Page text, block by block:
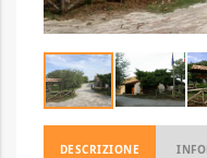
DESCRIZIONE